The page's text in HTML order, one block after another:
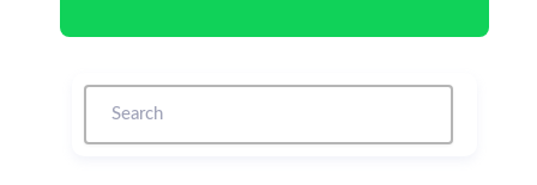
c
e
r